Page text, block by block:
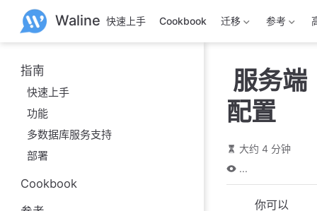
主
Waline 快速上手 Cookbook 迁移 参考
指南
快速上手
功能
多数据库服务支持
部署
Cookbook
服务端
配置
大约 4 分钟
...
你可以